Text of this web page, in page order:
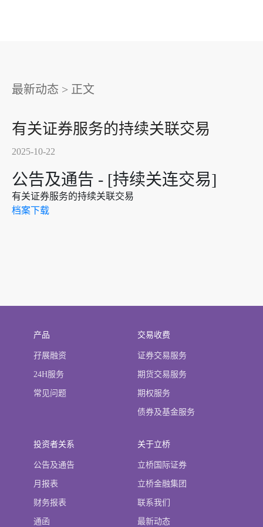
最新动态 > 正文
有关证券服务的持续关联交易
2025-10-22
公告及通告 - [持续关连交易]
有关证券服务的持续关联交易
档案下载
产品
孖展融资
24H服务
常见问题
交易收费
证券交易服务
期货交易服务
期权服务
债券及基金服务
投资者关系
公告及通告
月报表
财务报表
通函
关于立桥
立桥国际证券
立桥金融集团
联系我们
最新动态